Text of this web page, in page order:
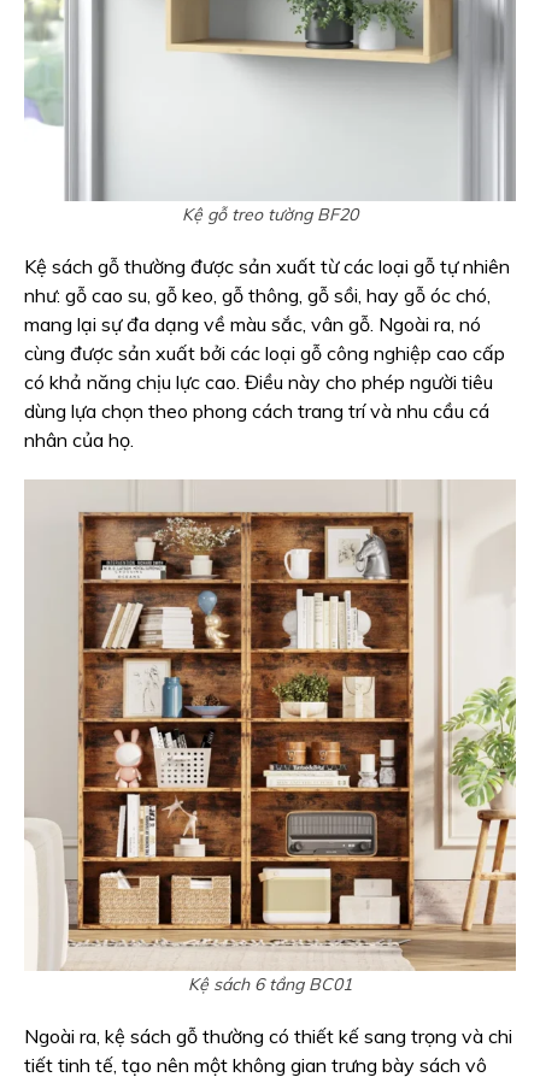
Kệ gỗ treo tường BF20
Kệ sách gỗ thường được sản xuất từ các loại gỗ tự nhiên
như: gỗ cao su, gỗ keo, gỗ thông, gỗ sồi, hay gỗ óc chó,
mang lại sự đa dạng về màu sắc, vân gỗ. Ngoài ra, nó
cùng được sản xuất bởi các loại gỗ công nghiệp cao cấp
có khả năng chịu lực cao. Điều này cho phép người tiêu
dùng lựa chọn theo phong cách trang trí và nhu cầu cá
nhân của họ.
Kệ sách 6 tầng BC01
Ngoài ra, kệ sách gỗ thường có thiết kế sang trọng và chi
tiết tinh tế, tạo nên một không gian trưng bày sách vô